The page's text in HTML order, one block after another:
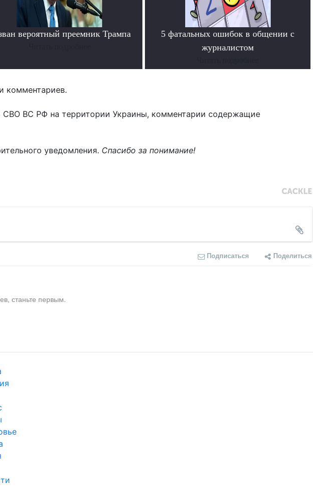
вероятный преемник Трампа
5 фатальных ошибок в общении с
журналистом
комментариев.
СВО ВС РФ на территории Украины, комментарии содержащие
уведомления. Спасибо за понимание!
Подписаться Поделиться
станьте первым.